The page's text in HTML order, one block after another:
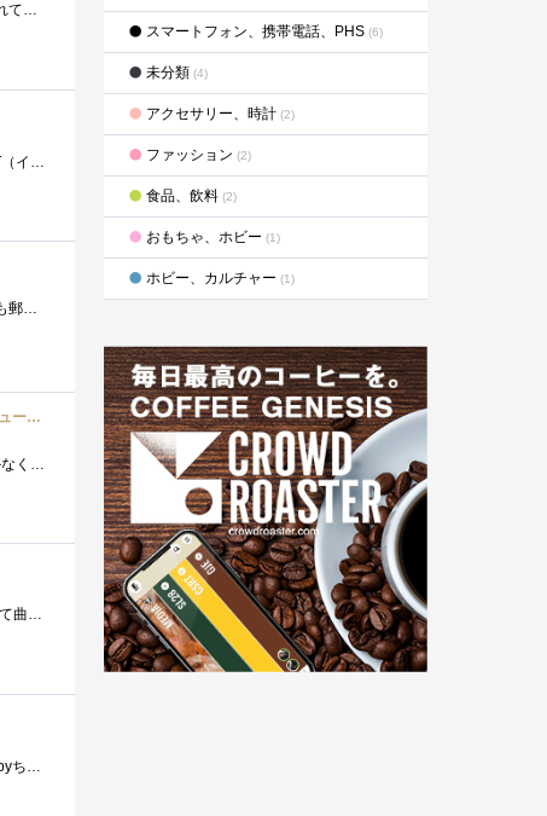
オシャレ電源ケーブルを自作する時に、うっかりプラスマイナスを間違えてマザーボードにHDD×２、SSDを持っていかれてしまった苦い経験から購入...
更新履歴2017-7-29Cドライブ以外を加速させる技術をIRST（インテル(R)ラピッド・ストレージ・テクノロジー とISRT（インテル(R)スマート・レスポン�...
発表されてから半年以上経ったものの、中々日本で発売されないTerrmaltakeCL-W151の温度計。 いつの間にか、日本にも郵送してもらえるようになって...
EasySMX ゲーミングマウス 4800DPI LED光学式 10個のボタン USB有線 マウス マクロ設定可能 プロゲーマー用 コンピュータ/ラップトップに対応 (ブラック)
10年愛用し、途中一度保証交換をしてもらったロジクールMX518のマウスホイールが壊れてしまい、コロコロしても動かなくなってしまったので購入�...
改良型のアクリル曲げ機 初号機の見た目が悪いので、改良型のアクリル曲げ機を作成。初号機は画鋲でアクリルを固定して曲げるタイプだったが...
ebayへのリベンジで12月に注文したフローメーターが1月6日に届く！そう！1月6日に届いちゃったのだ～ｗ この日はkabyちゃんの発売日。 マザーボ�...
スマートフォン、携帯電話、PHS (6)
未分類 (4)
アクセサリー、時計 (2)
ファッション (2)
食品、飲料 (2)
おもちゃ、ホビー (1)
ホビー、カルチャー (1)